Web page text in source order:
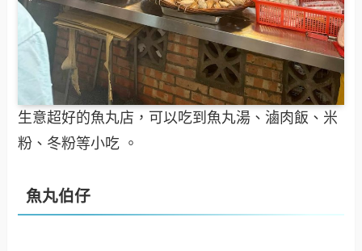
生意超好的魚丸店，可以吃到魚丸湯、滷肉飯、米
粉、冬粉等小吃 。
魚丸伯仔